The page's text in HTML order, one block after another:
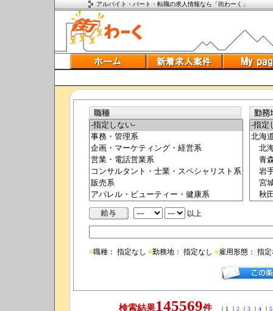
アルバイト・パート・転職の求人情報なら「街わーく」
以上
■職種： 指定なし ■勤務地： 指定なし ■雇用形態： 指
検索結果145569件 ｜1 ｜ 2｜ 3｜ 4｜ 5